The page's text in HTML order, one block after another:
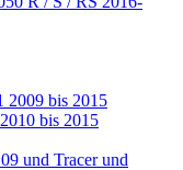
2009 bis 2015
bis 2015
und Tracer und